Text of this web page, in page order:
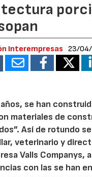
Interempresas 23/
se han
materiales de
Así de rotundo
veterinario y
Valls Companys,
con las se han